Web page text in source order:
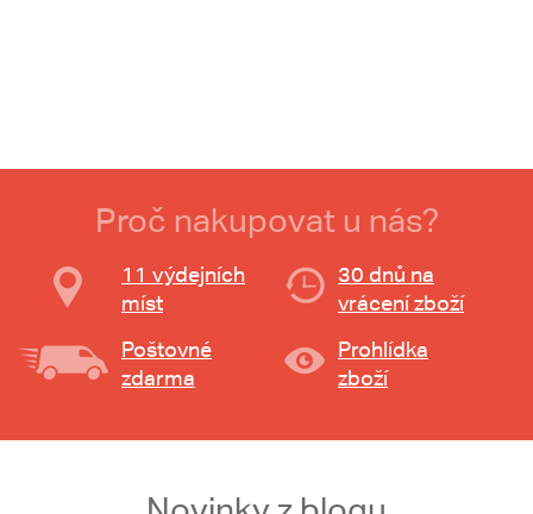
Proč nakupovat u nás?
11 výdejních
míst
30 dnů na
vrácení zboží
Poštovné
zdarma
Prohlídka
zboží